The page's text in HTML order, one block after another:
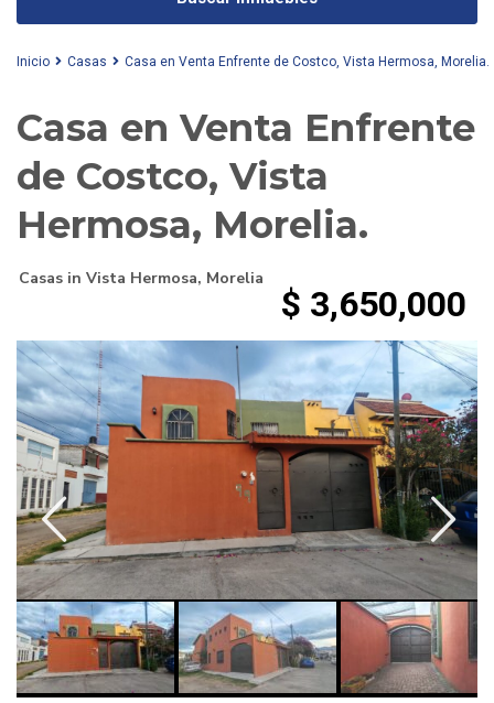
Inicio Casas Casa en Venta Enfrente de Costco, Vista Hermosa, Morelia.
Casa en Venta Enfrente
de Costco, Vista
Hermosa, Morelia.
Casas in Vista Hermosa, Morelia
$ 3,650,000